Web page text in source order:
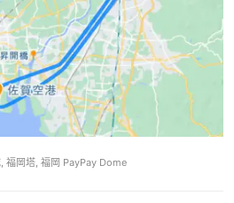
福岡塔, 福岡 PayPay Dome